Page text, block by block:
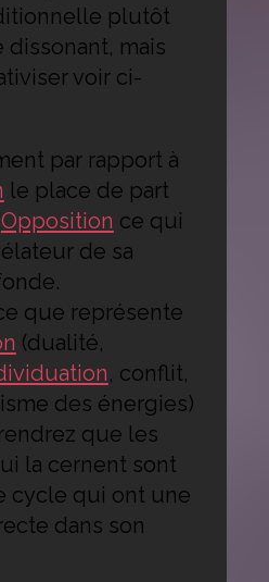
plutôt
dissonant, mais
voir ci-
par rapport à
le place de part
Opposition ce qui
de sa
que représente
(dualité,
, conflit,
des énergies)
que les
la cernent sont
cycle qui ont une
dans son